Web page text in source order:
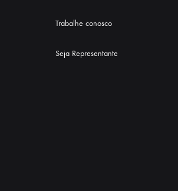
Trabalhe conosco
Seja Representante